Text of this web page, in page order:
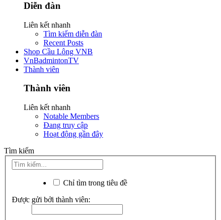
Diễn đàn
Liên kết nhanh
Tìm kiếm diễn đàn
Recent Posts
Shop Cầu Lông VNB
VnBadmintonTV
Thành viên
Thành viên
Liên kết nhanh
Notable Members
Đang truy cập
Hoạt động gần đây
Tìm kiếm
Chỉ tìm trong tiêu đề
Được gửi bởi thành viên: